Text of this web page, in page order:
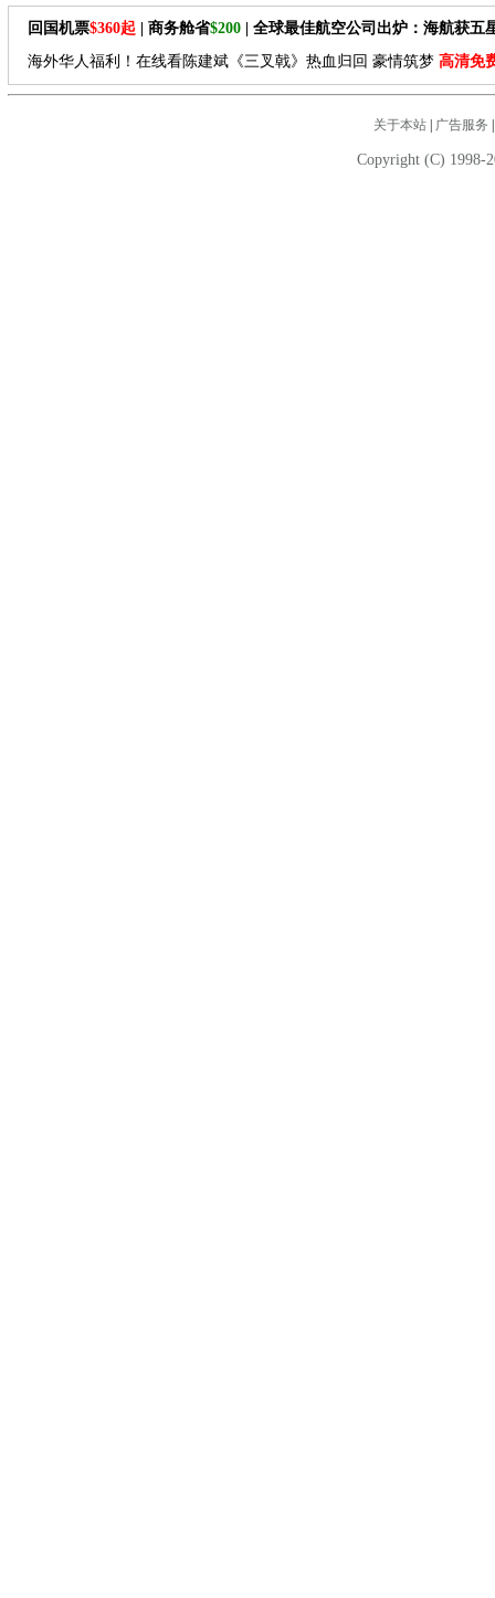
回国机票$360起 | 商务舱省$200 | 全球最佳航空公司出炉：海航获五
海外华人福利！在线看陈建斌《三叉戟》热血归回 豪情筑梦 高清免
关于本站| 广告服务
Copyright (C) 1998-